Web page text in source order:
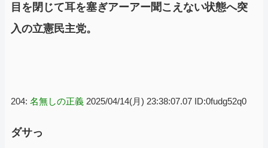
目を閉じて耳を塞ぎアーアー聞こえない状態へ突
入の立憲民主党。
204: 名無しの正義 2025/04/14(月) 23:38:07.07 ID:0fudg52q0
ダサっ